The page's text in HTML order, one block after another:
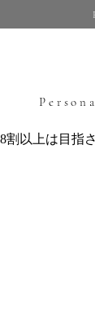
8割以上は目指